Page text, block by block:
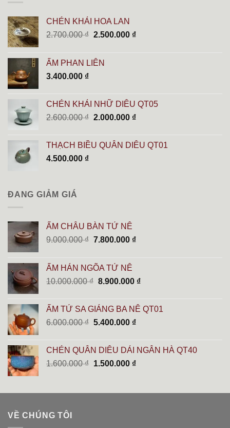
CHÉN KHẢI HOA LAN
2.700.000₫ Giá
2.700.000 ₫.
2.500.000 ₫Giá
ẤM PHAN LIÊN
3.400.000 ₫
CHÉN KHẢI NHỮ DIÊU QT05
2.600.000₫ Giá
2.600.000 ₫.
2.000.000 ₫Giá
tại
là:
THẠCH BIỀU QUÂN DIÊU QT01
4.500.000 ₫
ĐANG GIẢM GIÁ
ẤM CHÂU BÀN TỬ NÊ
9.000.000₫ Giá
9.000.000 ₫.
7.800.000 ₫Giá
7.800.000 ₫.
ẤM HÁN NGÕA TỬ NÊ
10.000.000₫ Giá
là:
10.000.000 ₫.
8.900.000 ₫Giá
là:
ẤM TỬ SA GIÁNG BA NÊ QT01
6.000.000₫ Giá
6.000.000 ₫.
5.400.000 ₫Giá
là:
5.400.000 ₫.
CHÉN QUÂN DIÊU DẢI NGÂN HÀ QT40
1.600.000₫ Giá
1.600.000 ₫.
1.500.000 ₫Giá
là:
VỀ CHÚNG TÔI